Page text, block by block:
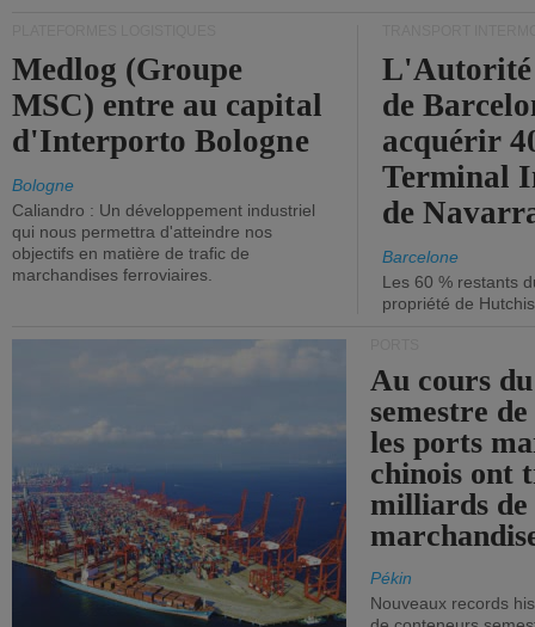
Medlog (Groupe
MSC) entre au capital
d'Interporto Bologne
Bologne
Caliandro : Un développement industriel
qui nous permettra d'atteindre nos
objectifs en matière de trafic de
marchandises ferroviaires.
de
acquérir
Terminal
de
Barcelone
Les 60 % restants
propriété de
Au cours
semestre
les ports
chinois ont
milliards de
Pékin
Nouveaux records